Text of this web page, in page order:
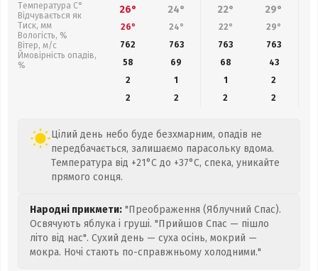
Температура С°
Відчувається як
Тиск, мм
Вологість, %
Вітер, м/с
Ймовірність опадів,
%
26° 24° 22° 29°
26° 24° 22° 29°
762
763 763 763
58
69 68 43
2
1 1
2
2
2 2 2
Цілий день небо буде безхмарним, опадів не
передбачається, залишаємо парасольку вдома.
Температура від +21°C до +37°C, спека, уникайте
прямого сонця.
Народні прикмети: "Преображення (Яблучний Спас).
Освячують яблука і груші. "Прийшов Спас — пішло
літо від нас". Сухий день — суха осінь, мокрий —
мокра. Ночі стають по-справжньому холодними."